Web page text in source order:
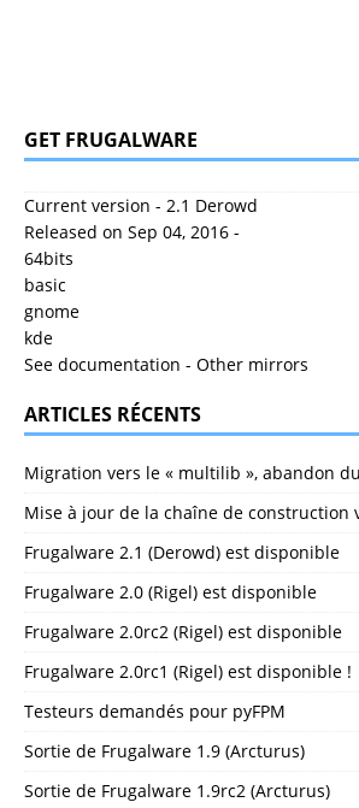
GET FRUGALWARE
Current version - 2.1 Derowd
Released on Sep 04, 2016 -
64bits
basic
gnome
kde
See documentation - Other mirrors
ARTICLES RÉCENTS
Migration vers le « multilib », abandon
Mise à jour de la chaîne de construction
Frugalware 2.1 (Derowd) est disponible
Frugalware 2.0 (Rigel) est disponible
Frugalware 2.0rc2 (Rigel) est disponible
Frugalware 2.0rc1 (Rigel) est disponible !
Testeurs demandés pour pyFPM
Sortie de Frugalware 1.9 (Arcturus)
Sortie de Frugalware 1.9rc2 (Arcturus)